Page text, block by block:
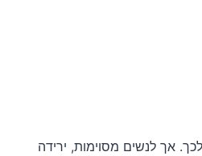
אך לנשים מסוימות, ירידה